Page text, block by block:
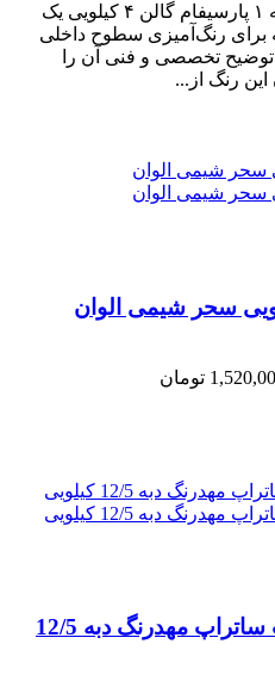
رنگ نیم‌ پلاستیک سفید مات درجه ۱ پارسیفام گالن ۴ کیلویی یک
رنگ‌آمیزی سطوح داخلی
توضیح تخصصی و فنی آن را
تومان
رنگ نیم پلاستیک سفید مات ساتراپ مهدرنگ دبه 12/5